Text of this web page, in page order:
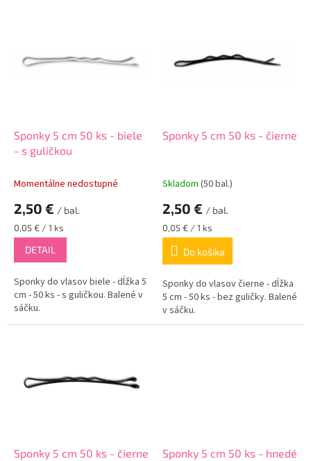
Sponky 5 cm 50 ks - biele
- s guličkou
Momentálne nedostupné
2,50 € / bal.
Jednotková
cena:
0,05 € / 1 ks
DETAIL
Sponky do vlasov biele - dĺžka 5
cm - 50 ks - s guličkou. Balené v
sáčku.
Sponky 5 cm 50 ks - čierne
Skladom (50 bal.)
2,50 € / bal.
Jednotková
cena:
0,05 € / 1 ks
Do košíka
Sponky do vlasov čierne - dĺžka
5 cm - 50 ks - bez guličky. Balené
v sáčku.
Sponky 5 cm 50 ks - čierne
Sponky 5 cm 50 ks - hnedé